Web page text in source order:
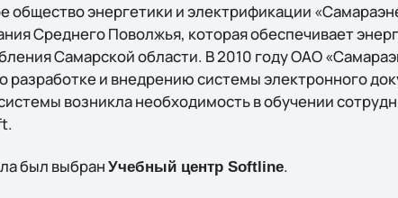
общество энергетики и электрификации
Среднего Поволжья, которая обеспечивает
Самарской области. В 2010 году ОАО
разработке и внедрению системы электронного
возникла необходимость в обучении
был выбран Учебный центр Softline.